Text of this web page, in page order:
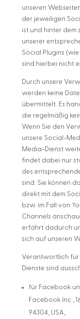
unseren
der jeweiligen
ist und hinter dem
unserer
Social Plugins
sind hierbei nicht
Durch unsere
werden keine
übermittelt. Es
die regelmäßig
Wenn Sie den
unsere Social-
Media-Dienst
findet dabei nur
des
sind. Sie können
direkt mit dem
bzw. im Fall von
Channels
erfährt dadurch
sich auf unseren
Verantwortlich für
Dienste sind
für Facebook
Facebook Inc.,
94304, USA;